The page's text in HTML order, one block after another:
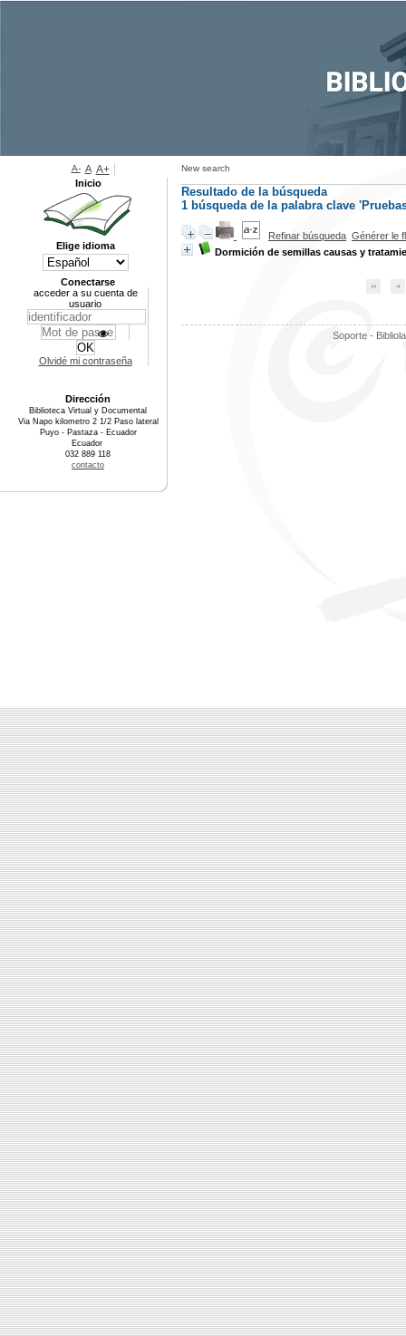
New search
Resultado de la búsqueda
1 búsqueda de la palabra clave
Refinar búsqueda Générer le
Dormición de semillas causas y
Soporte -
A- A A+
Inicio
Elige idioma
Conectarse
acceder a su cuenta de
usuario
Olvidé mi contraseña
Dirección
Biblioteca Virtual y Documental
Via Napo kilometro 2 1/2 Paso lateral
Puyo - Pastaza - Ecuador
Ecuador
032 889 118
contacto